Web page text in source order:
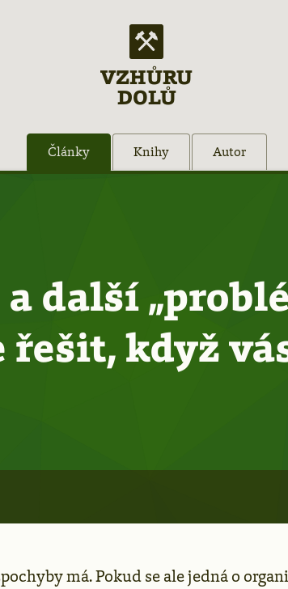
VZHŮRU
DOLŮ
Články Knihy Autor
další
řešit, když
má. Pokud se ale jedná o